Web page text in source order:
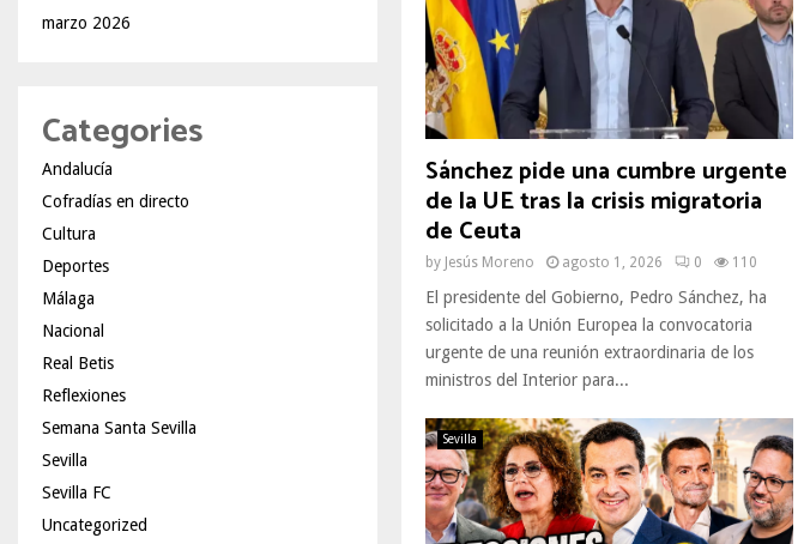
Sánchez pide una cumbre urgente
de la UE tras la crisis migratoria
de Ceuta
by Jesús Moreno agosto 1, 2026 0 110
El presidente del Gobierno, Pedro Sánchez, ha
solicitado a la Unión Europea la convocatoria
urgente de una reunión extraordinaria de los
ministros del Interior para...
Sevilla
marzo 2026
Categories
Andalucía
Cofradías en directo
Cultura
Deportes
Málaga
Nacional
Real Betis
Reflexiones
Semana Santa Sevilla
Sevilla
Sevilla FC
Uncategorized